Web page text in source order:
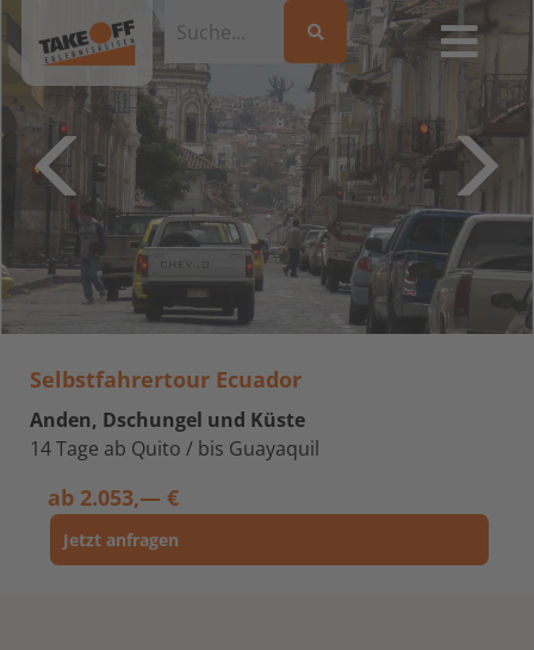
Selbstfahrertour Ecuador
Anden, Dschungel und Küste
14 Tage ab Quito / bis Guayaquil
ab 2.053,— €
Jetzt anfragen